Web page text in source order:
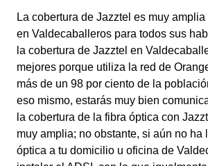
La cobertura de Jazztel es muy
en Valdecaballeros para todos sus
la cobertura de Jazztel en
mejores porque utiliza la red de
más de un 98 por ciento de la
eso mismo, estarás muy bien
la cobertura de la fibra óptica con
muy amplia; no obstante, si aún no ha
óptica a tu domicilio u oficina de